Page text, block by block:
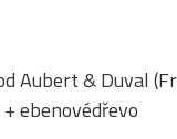
Aubert & Duval
ebenovédřevo